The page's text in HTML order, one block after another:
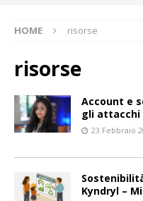
HOME risorse
risorse
Account e
gli attacchi
23 Febbraio
Kyndryl –